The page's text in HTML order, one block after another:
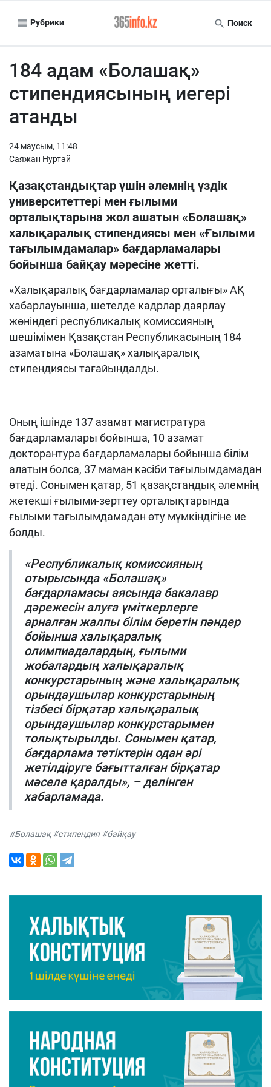
Рубрики Поиск
184 адам «Болашақ»
стипендиясының иегері
атанды
24 маусым, 11:48
Саяжан Нуртай
Қазақстандықтар үшін әлемнің үздік
университеттері мен ғылыми
орталықтарына жол ашатын «Болашақ»
халықаралық стипендиясы мен «Ғылыми
тағылымдамалар» бағдарламалары
бойынша байқау мәресіне жетті.
«Халықаралық бағдарламалар орталығы» АҚ
хабарлауынша, шетелде кадрлар даярлау
жөніндегі республикалық комиссияның
шешімімен Қазақстан Республикасының 184
азаматына «Болашақ» халықаралық
стипендиясы тағайындалды.
Оның ішінде 137 азамат магистратура
бағдарламалары бойынша, 10 азамат
докторантура бағдарламалары бойынша білім
алатын болса, 37 маман кәсіби тағылымдамадан
өтеді. Сонымен қатар, 51 қазақстандық әлемнің
жетекші ғылыми-зерттеу орталықтарында
ғылыми тағылымдамадан өту мүмкіндігіне ие
болды.
«Республикалық комиссияның
отырысында «Болашақ»
бағдарламасы аясында бакалавр
дәрежесін алуға үміткерлерге
арналған жалпы білім беретін пәндер
бойынша халықаралық
олимпиадалардың, ғылыми
жобалардың халықаралық
конкурстарының және халықаралық
орындаушылар конкурстарының
тізбесі бірқатар халықаралық
орындаушылар конкурстарымен
толықтырылды. Сонымен қатар,
бағдарлама тетіктерін одан әрі
жетілдіруге бағытталған бірқатар
мәселе қаралды», – делінген
хабарламада.
#Болашақ #стипендия #байқау